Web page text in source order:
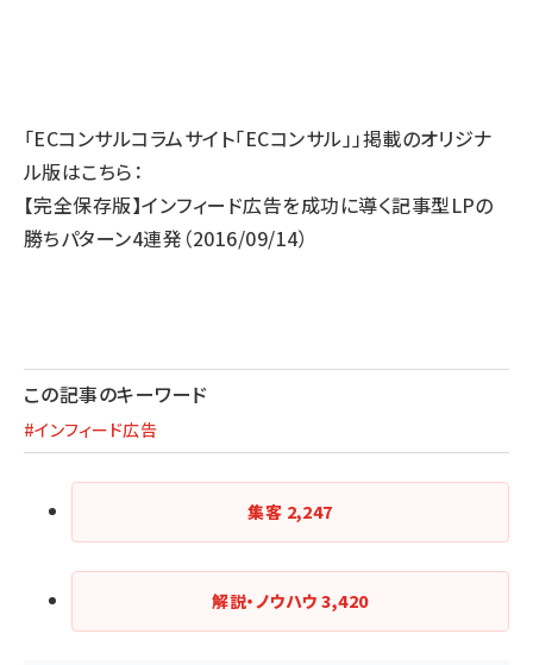
「ECコンサルコラムサイト「ECコンサル」」掲載のオリジナ
ル版はこちら：
【完全保存版】インフィード広告を成功に導く記事型LPの
勝ちパターン4連発 （2016/09/14）
この記事のキーワード
#インフィード広告
集客 2,247
解説・ノウハウ3,420